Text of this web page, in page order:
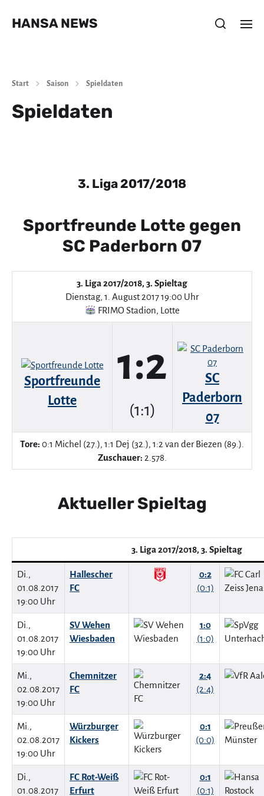
HANSA NEWS
Start Saison Spieldaten
Spieldaten
3. Liga 2017/2018
Sportfreunde Lotte gegen
SC Paderborn 07
3. Liga 2017/2018, 3. Spieltag
Dienstag, 1. August 2017 19:00 Uhr
FRIMO Stadion, Lotte
Sportfreunde
Lotte
1:2
(1:1)
SC
Paderborn
07
Tore: 0:1 Michel (27.), 1:1 Dej (32.), 1:2 van der Biezen (89.).
Zuschauer: 2.578.
Aktueller Spieltag
3. Liga 2017/2018, 3. Spieltag
Di.,
01.08.2017
19:00 Uhr
Hallescher
FC
0:2
(0:1)
Di.,
01.08.2017
19:00 Uhr
SV Wehen
Wiesbaden
1:0
(1:0)
Mi.,
02.08.2017
19:00 Uhr
Chemnitzer
FC
2:4
(2:4)
Mi.,
02.08.2017
19:00 Uhr
Würzburger
Kickers
0:1
(0:0)
Di.,
01.08.2017
FC Rot-Weiß
Erfurt
0:1
(0:1)